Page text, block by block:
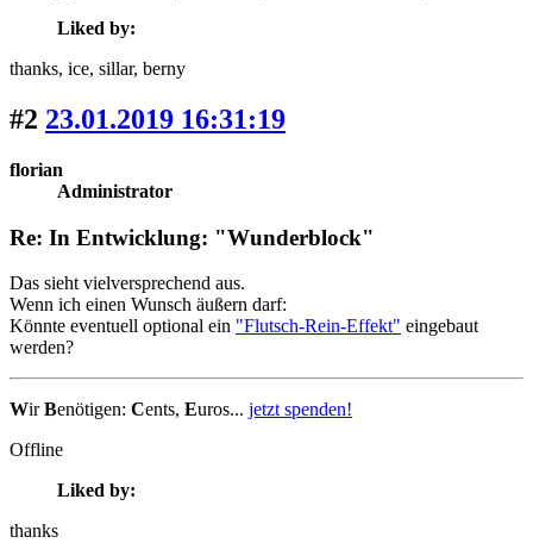
Liked by:
thanks, ice, sillar, berny
#2 23.01.2019 16:31:19
florian
Administrator
Re: In Entwicklung: "Wunderblock"
Das sieht vielversprechend aus.
Wenn ich einen Wunsch äußern darf:
Könnte eventuell optional ein "Flutsch-Rein-Effekt" eingebaut
werden?
WirBenötigen: Cents, Euros... jetzt spenden!
Offline
Liked by:
thanks